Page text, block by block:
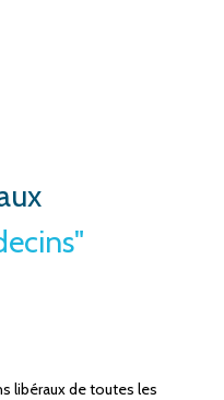
libéraux de toutes les